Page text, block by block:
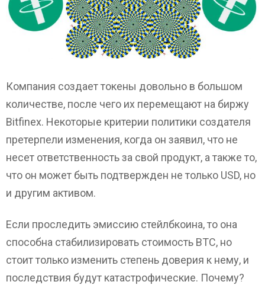
Компания создает токены довольно в большом
количестве, после чего их перемещают на биржу
Bitfinex. Некоторые критерии политики создателя
претерпели изменения, когда он заявил, что не
несет ответственность за свой продукт, а также то,
что он может быть подтвержден не только USD, но
и другим активом.
Если проследить эмиссию стейлбкоина, то она
способна стабилизировать стоимость ВТС, но
стоит только изменить степень доверия к нему, и
последствия будут катастрофические. Почему?